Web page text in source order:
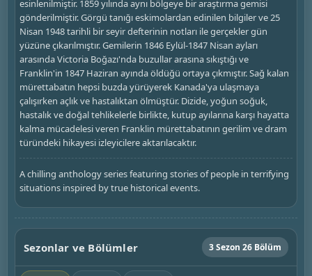
esinlenilmiştir. 1859 yılında aynı bölgeye bir araştırma gemisi
gönderilmiştir. Görgü tanığı eskimolardan edinilen bilgiler ve 25
Nisan 1948 tarihli bir seyir defterinin notları ile gerçekler gün
yüzüne çıkarılmıştır. Gemilerin 1846 Eylül-1847 Nisan ayları
arasında Victoria Boğazı'nda buzullar arasına sıkıştığı ve
Franklin'in 1847 Haziran ayında öldüğü ortaya çıkmıştır. Sağ kalan
mürettabatın hepsi buzda yürüyerek Kanada'ya ulaşmaya
çalışırken açlık ve hastalıktan ölmüştür. Dizide, yoğun soğuk,
hastalık ve doğal tehlikelerle birlikte, kutup ayılarına karşı hayatta
kalma mücadelesi veren Franklin mürettabatının gerilim ve dram
türündeki hikayesi izleyicilere aktarılacaktır.
A chilling anthology series featuring stories of people in terrifying
situations inspired by true historical events.
Sezonlar ve Bölümler 3 Sezon 26 Bölüm